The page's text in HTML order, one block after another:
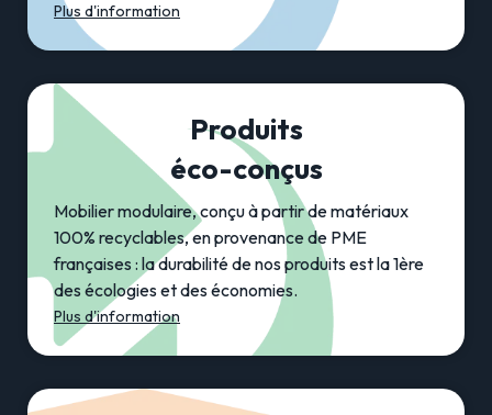
Plus d'information
Produits
éco-conçus
Mobilier modulaire, conçu à partir de matériaux
100% recyclables, en provenance de PME
françaises : la durabilité de nos produits est la 1ère
des écologies et des économies.
Plus d'information